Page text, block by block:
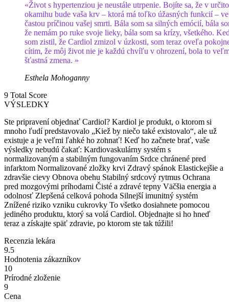
«Život s hypertenziou je neustále utrpenie. Bojíte sa, že v
okamihu bude vaša krv – ktorá má toľko úžasných funkcií –
častou príčinou vašej smrti. Bála som sa silných emócií, bála
že nemám po ruke svoje lieky, bála som sa krízy, všetkého.
som zistil, že Cardiol zmizol v úzkosti, som teraz oveľa
cítim, že môj život nie je každú chvíľu v ohrození, bola to
šťastná zmena. »
Esthela Mohoganny
9 Total Score
VÝSLEDKY
Ste pripravení objednať Cardiol? Kardiol je produkt, o ktorom si
mnoho ľudí predstavovalo „Kiež by niečo také existovalo“, ale už
existuje a je veľmi ľahké ho zohnať! Keď ho začnete brať, vaše
výsledky nebudú čakať: Kardiovaskulárny systém s
normalizovaným a stabilným fungovaním Srdce chránené pred
infarktom Normalizované zložky krvi Zdravý spánok Elastickejšie a
zdravšie cievy Obnova obehu Stabilný srdcový rytmus Ochrana
pred mozgovými príhodami Čisté a zdravé tepny Väčšia energia a
odolnosť Zlepšená celková pohoda Silnejší imunitný systém
Znížené riziko vzniku cukrovky To všetko dosiahnete pomocou
jediného produktu, ktorý sa volá Cardiol. Objednajte si ho hneď
teraz a získajte späť zdravie, po ktorom ste tak túžili!
Recenzia lekára
9.5
Hodnotenia zákazníkov
10
Prírodné zloženie
9
Cena